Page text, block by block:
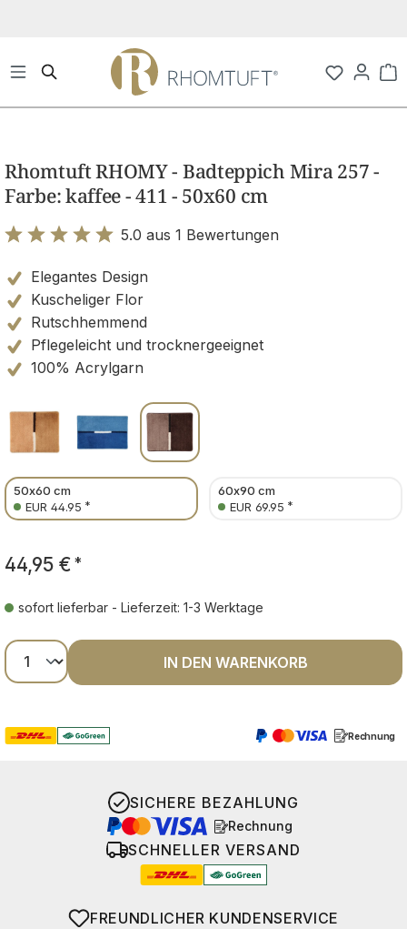
Rhomtuft RHOMY - Badteppich Mira 257 -
Farbe: kaffee - 411 - 50x60 cm
5.0 aus 1 Bewertungen
Elegantes Design
Kuscheliger Flor
Rutschhemmend
Pflegeleicht und trocknergeeignet
100% Acrylgarn
50x60 cm
EUR 44.95 *
60x90 cm
EUR 69.95 *
44,95 € *
sofort lieferbar - Lieferzeit: 1-3 Werktage
Produkt Anzahl: Gib den gewünschten
IN DEN WARENKORB
Rechnung
SICHERE BEZAHLUNG
Rechnung
SCHNELLER VERSAND
FREUNDLICHER KUNDENSERVICE